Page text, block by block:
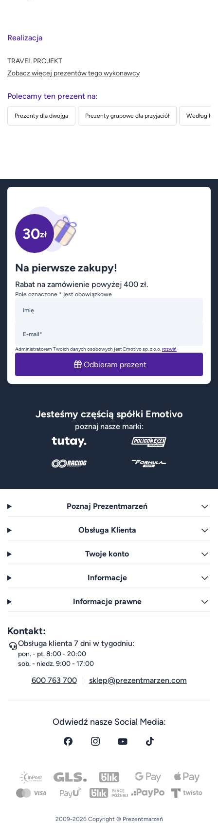
Realizacja
TRAVEL PROJEKT
Zobacz więcej prezentów tego wykonawcy
Polecamy ten prezent na:
Prezenty dla dwojga Prezenty grupowe dla przyjaciół Według
30zł
Na pierwsze zakupy!
Rabat na zamówienie powyżej 400 zł.
Pole oznaczone * jest obowiązkowe
Imię
E-mail*
Administratorem Twoich danych osobowych jest Emotivo sp. z o.o.rozwiń
Odbieram prezent
Jesteśmy częścią spółki Emotivo
poznaj nasze marki:
Poznaj Prezentmarzeń
Obsługa Klienta
Twoje konto
Informacje
Informacje prawne
Kontakt:
Obsługa klienta 7 dni w tygodniu:
pon. - pt. 8:00 - 20:00
sob. - niedz. 9:00 - 17:00
600 763 700 sklep@prezentmarzen.com
Odwiedź nasze Social Media:
2009-2026 Copyright © Prezentmarzeń